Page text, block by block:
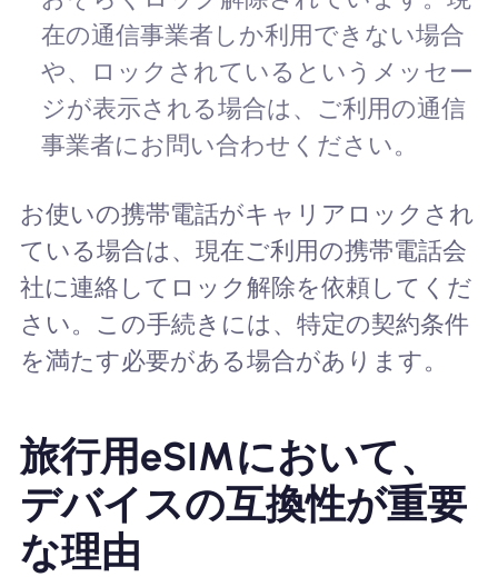
在の通信事業者しか利用できない場合
や、ロックされているというメッセー
ジが表示される場合は、ご利用の通信
事業者にお問い合わせください。
お使いの携帯電話がキャリアロックされ
ている場合は、現在ご利用の携帯電話会
社に連絡してロック解除を依頼してくだ
さい。この手続きには、特定の契約条件
を満たす必要がある場合があります。
旅行用eSIMにおいて、
デバイスの互換性が重要
な理由